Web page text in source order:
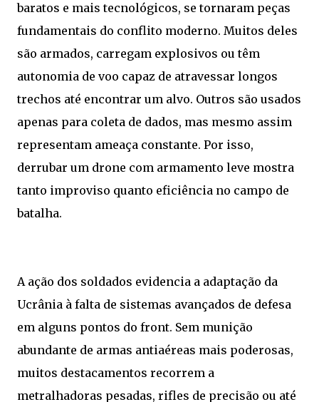
baratos e mais tecnológicos, se tornaram peças
fundamentais do conflito moderno. Muitos deles
são armados, carregam explosivos ou têm
autonomia de voo capaz de atravessar longos
trechos até encontrar um alvo. Outros são usados
apenas para coleta de dados, mas mesmo assim
representam ameaça constante. Por isso,
derrubar um drone com armamento leve mostra
tanto improviso quanto eficiência no campo de
batalha.
A ação dos soldados evidencia a adaptação da
Ucrânia à falta de sistemas avançados de defesa
em alguns pontos do front. Sem munição
abundante de armas antiaéreas mais poderosas,
muitos destacamentos recorrem a
metralhadoras pesadas, rifles de precisão ou até